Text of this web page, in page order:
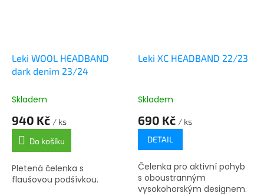
Leki WOOL HEADBAND
dark denim 23/24
Skladem
940 Kč / ks
Do košíku
Pletená čelenka s
flaušovou podšívkou.
Leki XC HEADBAND 22/23
Skladem
690 Kč / ks
DETAIL
Čelenka pro aktivní pohyb
s oboustranným
vysokohorským designem.